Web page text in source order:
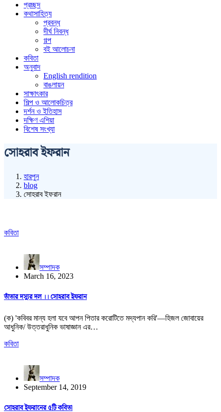
প্রচ্ছদ
কথাসাহিত্য
প্রবন্ধ
দীর্ঘ নিবন্ধ
গল্প
বই আলোচনা
কবিতা
অনুবাদ
English rendition
বাঙলায়ন
সাক্ষাৎকার
শিল্প ও আলোকচিত্র
দর্শন ও ইতিহাস
দক্ষিণ এশিয়া
বিশেষ সংখ্যা
সোহরাব ইফরান
হারপুন
blog
সোহরাব ইফরান
কবিতা
সম্পাদক
March 16, 2023
তাঁতার দস্যুর দল ।। সোহরাব ইফরান
(ক) 'কবিবর মান্য হলা যবে আপন পিতার করোটিতে মদ্যপান করি'—হিজল জোবায়ের
আধুনিক/ উত্তরাধুনিক ভাষাজ্ঞান এর…
কবিতা
সম্পাদক
September 14, 2019
সোহরাব ইফরানের ৫টি কবিতা